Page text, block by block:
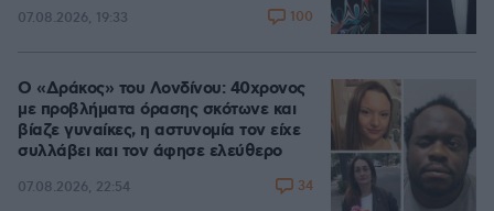
07.08.2026, 19:33 100
Ο «Δράκος» του Λονδίνου: 40χρονος
με προβλήματα όρασης σκότωνε και
βίαζε γυναίκες, η αστυνομία τον είχε
συλλάβει και τον άφησε ελεύθερο
07.08.2026, 22:54 34